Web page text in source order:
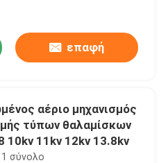
επαφή
αέριο μηχανισμός
τύπων θαλαμίσκων
10kv 11kv 12kv 13.8kv
1 σύνολο